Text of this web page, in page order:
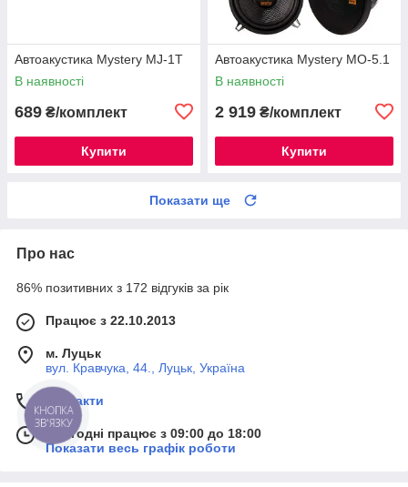
Автоакустика Mystery MJ-1T
В наявності
689 ₴/комплект
Купити
Автоакустика Mystery MO-5.1
В наявності
2 919 ₴/комплект
Купити
Показати ще
Про нас
86% позитивних з 172 відгуків за рік
Працює з 22.10.2013
м. Луцьк
вул. Кравчука, 44., Луцьк, Україна
Контакти
Сьогодні працює з 09:00 до 18:00
Показати весь графік роботи
КНОПКА
ЗВ'ЯЗКУ